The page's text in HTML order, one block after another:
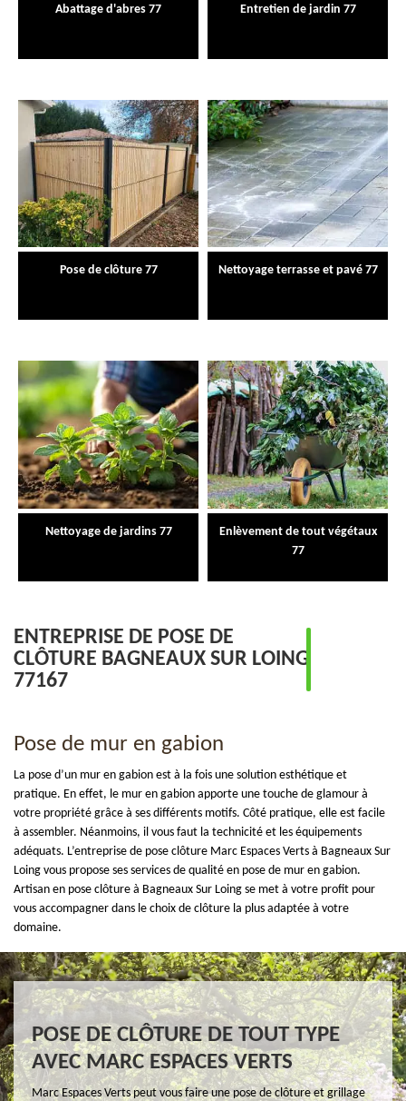
Abattage d'abres 77 Entretien de jardin 77
Pose de clôture 77 Nettoyage terrasse et pavé 77
Nettoyage de jardins 77
Enlèvement de tout végétaux
77
ENTREPRISE DE POSE DE
CLÔTURE BAGNEAUX SUR LOING
77167
Pose de mur en gabion
La pose d’un mur en gabion est à la fois une solution esthétique et
pratique. En effet, le mur en gabion apporte une touche de glamour à
votre propriété grâce à ses différents motifs. Côté pratique, elle est facile
à assembler. Néanmoins, il vous faut la technicité et les équipements
adéquats. L’entreprise de pose clôture Marc Espaces Verts à Bagneaux Sur
Loing vous propose ses services de qualité en pose de mur en gabion.
Artisan en pose clôture à Bagneaux Sur Loing se met à votre profit pour
vous accompagner dans le choix de clôture la plus adaptée à votre
domaine.
POSE DE CLÔTURE DE TOUT TYPE
AVEC MARC ESPACES VERTS
Marc Espaces Verts peut vous faire une pose de clôture et grillage